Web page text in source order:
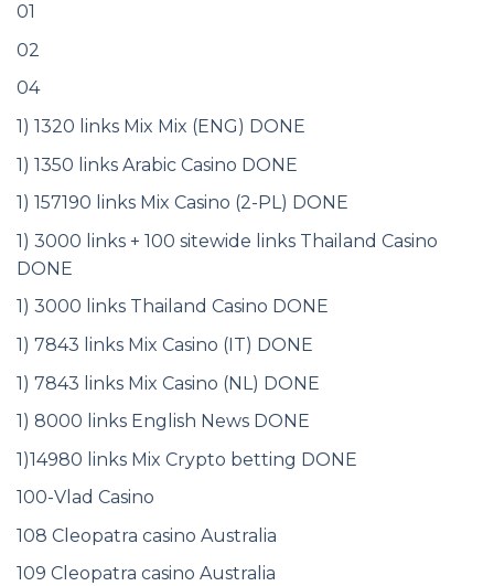
01
02
04
1) 1320 links Mix Mix (ENG) DONE
1) 1350 links Arabic Casino DONE
1) 157190 links Mix Casino (2-PL) DONE
1) 3000 links + 100 sitewide links Thailand Casino
DONE
1) 3000 links Thailand Casino DONE
1) 7843 links Mix Casino (IT) DONE
1) 7843 links Mix Casino (NL) DONE
1) 8000 links English News DONE
1)14980 links Mix Crypto betting DONE
100-Vlad Casino
108 Cleopatra casino Australia
109 Cleopatra casino Australia